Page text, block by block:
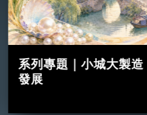
系列專題｜小城大製
發展